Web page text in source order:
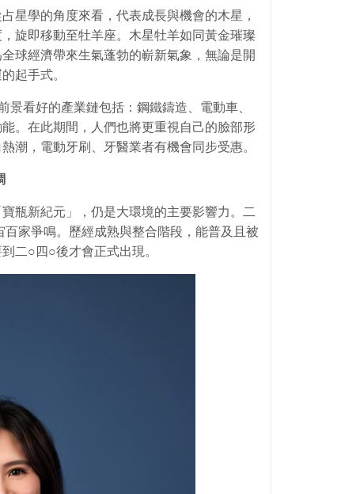
星學的角度來看，代表成長與機會的木星，
旋即移動至牡羊座。木星牡羊如同黃金璀璨
球經濟帶來生氣蓬勃的嶄新氣象，無論是開
起手式。
景看好的產業鏈包括：鋼鐵鑄造、電動車、
。在此期間，人們也將更重視自己的臉部形
潮，電動牙刷、牙醫業者有機會同步受惠。
瓶新紀元」，仍是大環境的主要影響力。二
家爭鳴。歷經成熟與整合階段，能普及且被
二○四○後才會正式出現。